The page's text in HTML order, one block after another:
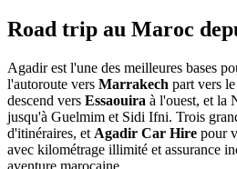
Road trip au Maroc
Agadir est l'une des meilleures bases
l'autoroute vers Marrakech part vers
descend vers Essaouira à l'ouest, et la
jusqu'à Guelmim et Sidi Ifni. Trois
d'itinéraires, et Agadir Car Hire pour
avec kilométrage illimité et assurance
aventure marocaine.